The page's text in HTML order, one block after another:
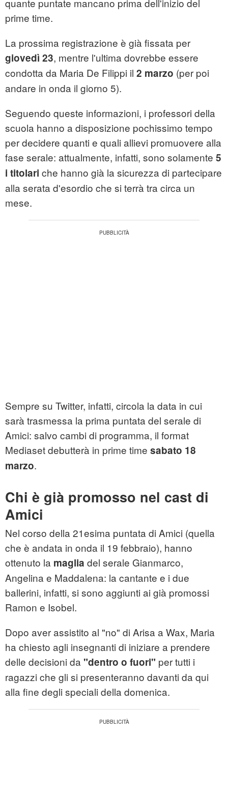
quante puntate mancano prima dell'inizio del
prime time.
La prossima registrazione è già fissata per
giovedì 23, mentre l'ultima dovrebbe essere
condotta da Maria De Filippi il 2 marzo (per poi
andare in onda il giorno 5).
Seguendo queste informazioni, i professori della
scuola hanno a disposizione pochissimo tempo
per decidere quanti e quali allievi promuovere alla
fase serale: attualmente, infatti, sono solamente 5
i titolari che hanno già la sicurezza di partecipare
alla serata d'esordio che si terrà tra circa un
mese.
Sempre su Twitter, infatti, circola la data in cui
sarà trasmessa la prima puntata del serale di
Amici: salvo cambi di programma, il format
Mediaset debutterà in prime time sabato 18
marzo.
Chi è già promosso nel cast di
Amici
Nel corso della 21esima puntata di Amici (quella
che è andata in onda il 19 febbraio), hanno
ottenuto la maglia del serale Gianmarco,
Angelina e Maddalena: la cantante e i due
ballerini, infatti, si sono aggiunti ai già promossi
Ramon e Isobel.
Dopo aver assistito al "no" di Arisa a Wax, Maria
ha chiesto agli insegnanti di iniziare a prendere
delle decisioni da "dentro o fuori" per tutti i
ragazzi che gli si presenteranno davanti da qui
alla fine degli speciali della domenica.